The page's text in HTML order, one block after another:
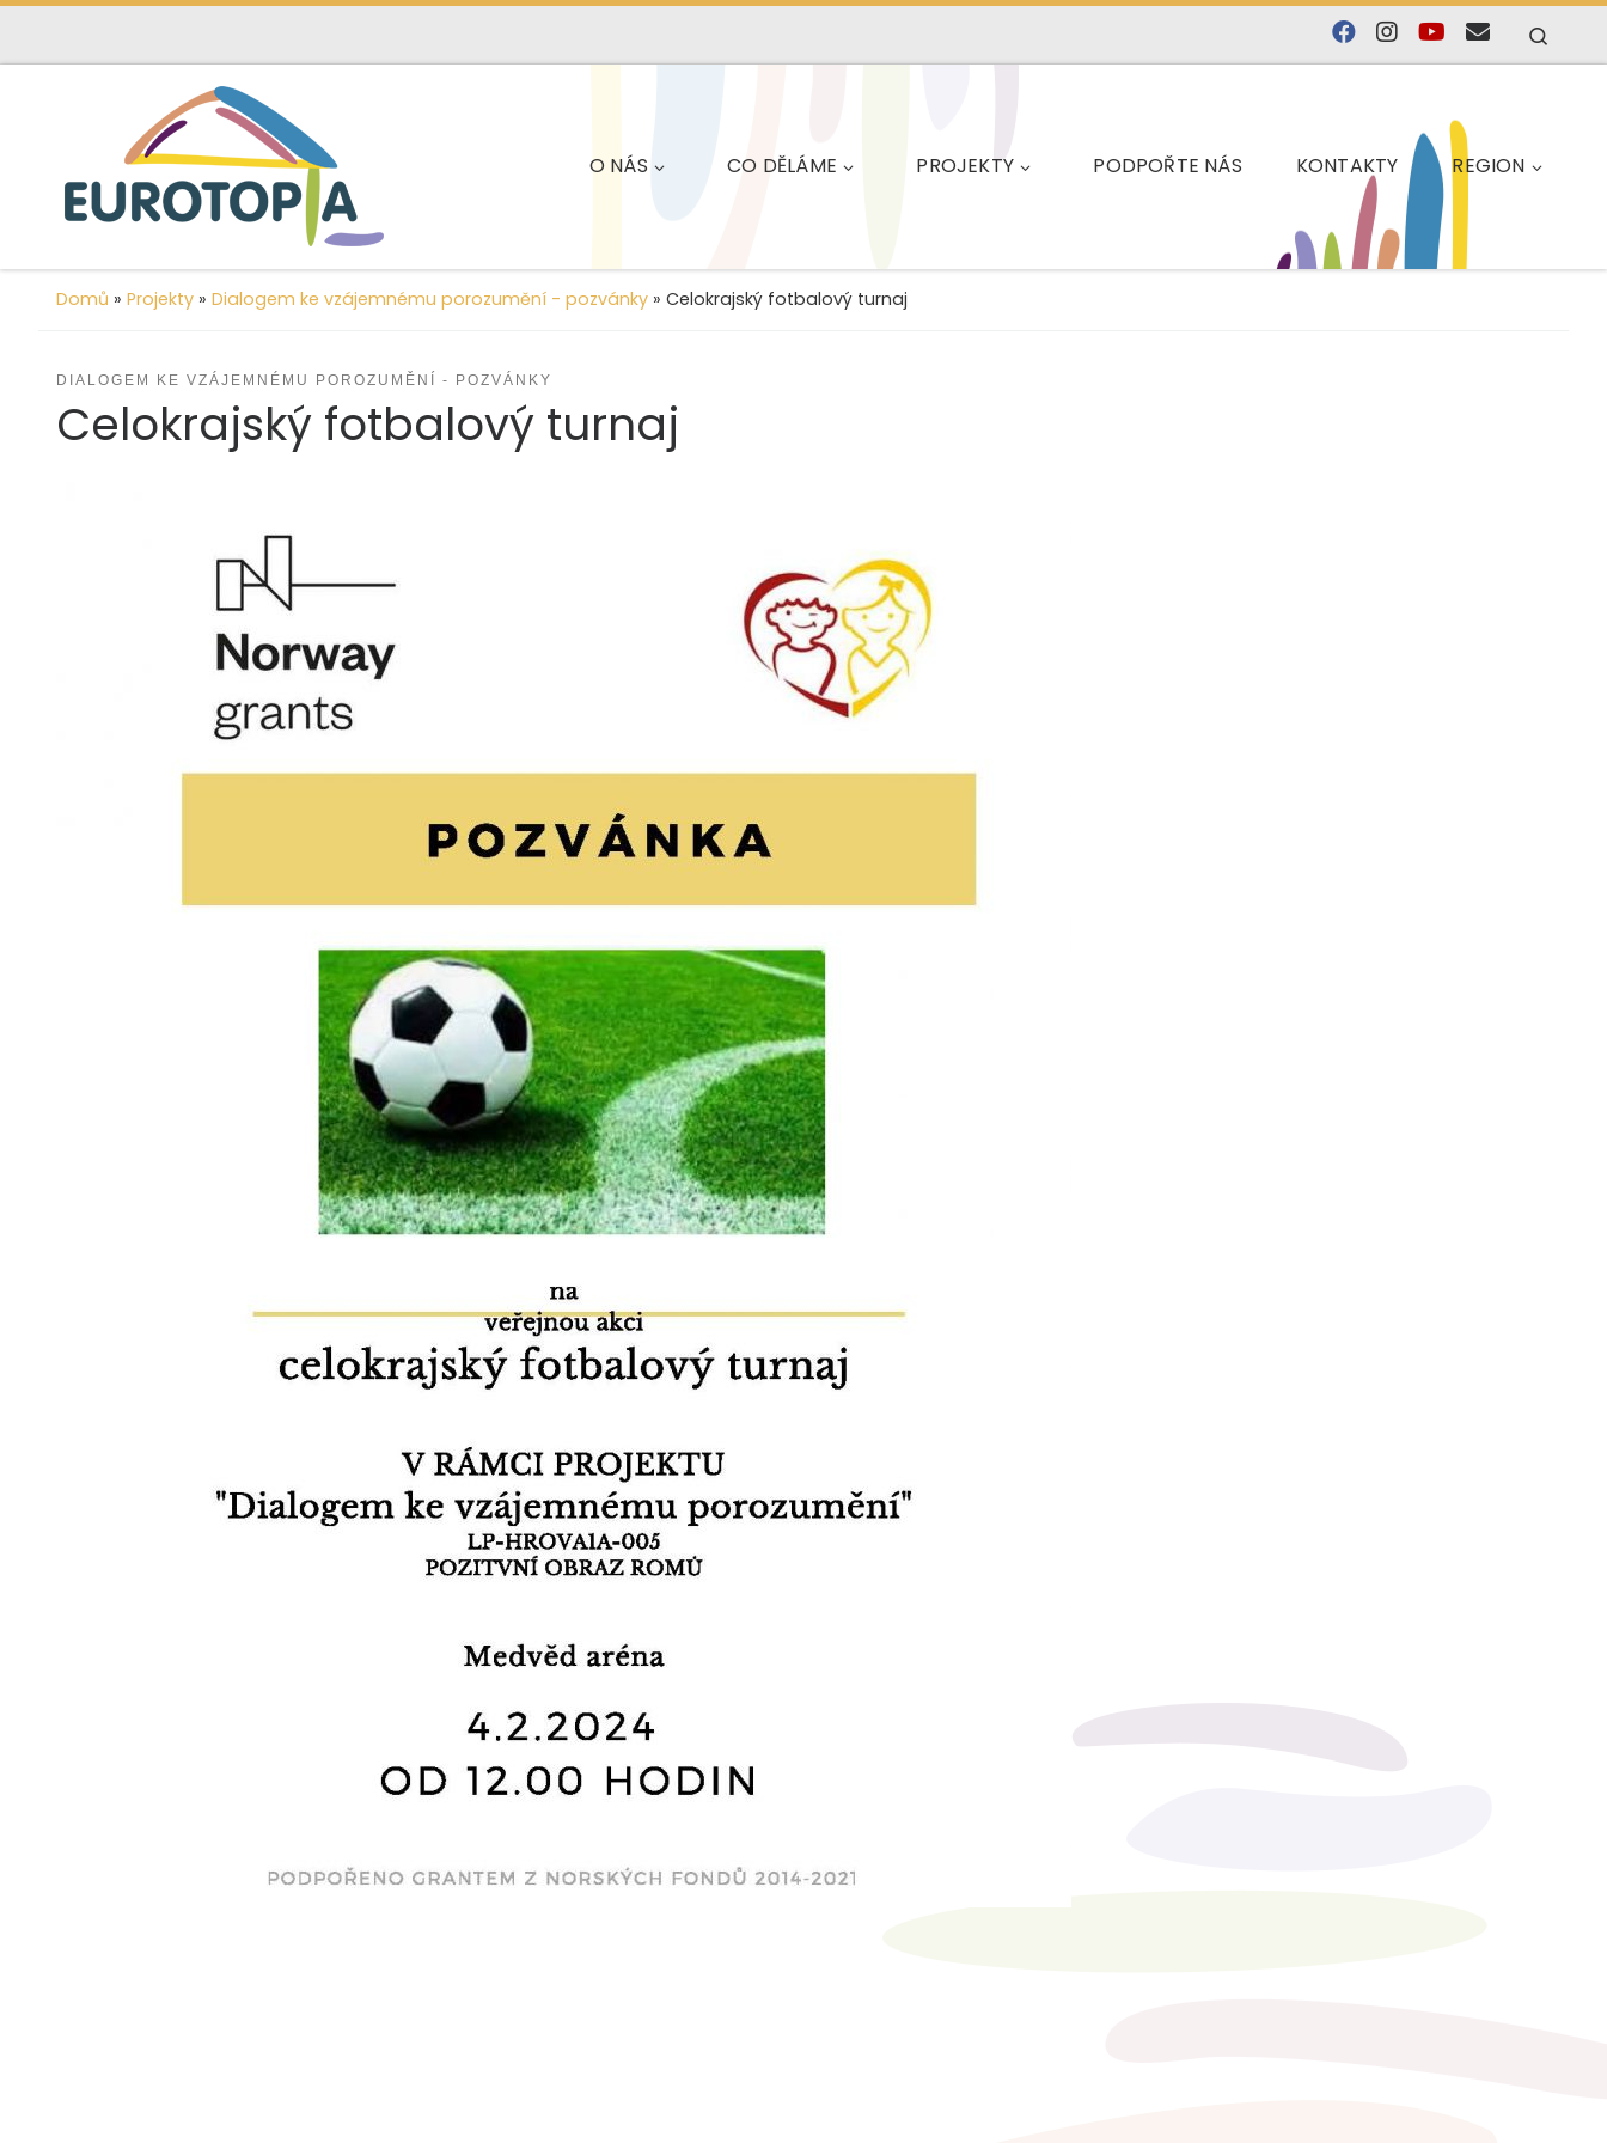
content
O NÁS CO DĚLÁME PROJEKTY PODPOŘTE NÁS KONTAKTY REGION
Domů » Projekty » Dialogem ke vzájemnému porozumění - pozvánky » Celokrajský fotbalový turnaj
DIALOGEM KE VZÁJEMNÉMU POROZUMĚNÍ - POZVÁNKY
Celokrajský fotbalový turnaj